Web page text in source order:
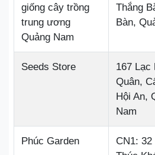
giống cây trồng
trung ương
Quảng Nam
Thắng
Bàn,
Seeds Store
167 Lạc
Quân,
Hội An,
Nam
Phúc Garden
CN1: 32